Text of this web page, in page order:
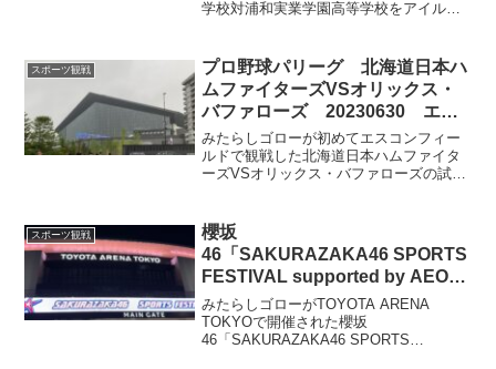
学校対浦和実業学園高等学校をアイル・
戦に多くの観衆が詰めかけた熱戦の模様
をレポートします。
スポーツ観戦
プロ野球パリーグ 北海道日本ハ
ムファイターズVSオリックス・
バファローズ 20230630 エス
コンフィールドHOKKAIDO
みたらしゴローが初めてエスコンフィー
ルドで観戦した北海道日本ハムファイタ
ーズVSオリックス・バファローズの試合
の豪雨によるアクセス環境の悪さ詳細な
観戦記をお届けします。
スポーツ観戦
櫻坂
46「SAKURAZAKA46 SPORTS
FESTIVAL supported by AEON
CARD」2026年1月30日＠
TOYOTA ARENA TOKYO
みたらしゴローがTOYOTA ARENA
TOKYOで開催された櫻坂
46「SAKURAZAKA46 SPORTS